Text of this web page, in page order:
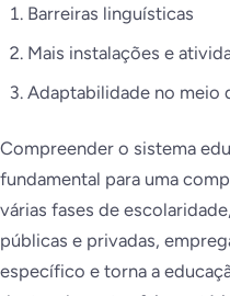
Barreiras linguísticas
Mais instalações e
Adaptabilidade no meio
Compreender o sistema
fundamental para uma
várias fases de
públicas e privadas,
específico e torna a